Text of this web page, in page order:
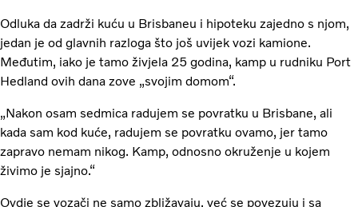
Odluka da zadrži kuću u Brisbaneu i hipoteku zajedno s njom,
jedan je od glavnih razloga što još uvijek vozi kamione.
Međutim, iako je tamo živjela 25 godina, kamp u rudniku Port
Hedland ovih dana zove „svojim domom“.
„Nakon osam sedmica radujem se povratku u Brisbane, ali
kada sam kod kuće, radujem se povratku ovamo, jer tamo
zapravo nemam nikog. Kamp, odnosno okruženje u kojem
živimo je sjajno.“
Ovdje se vozači ne samo zbližavaju, već se povezuju i sa